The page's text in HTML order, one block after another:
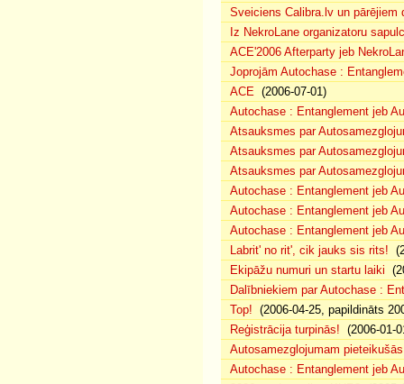
Sveiciens Calibra.lv un pārējiem
Iz NekroLane organizatoru
ACE'2006 Afterparty jeb
Joprojām Autochase :
ACE (2006-07-01)
Autochase : Entanglement jeb
Atsauksmes par
Atsauksmes par
Atsauksmes par
Autochase : Entanglement jeb
Autochase : Entanglement jeb
Autochase : Entanglement jeb
Labrit' no rit', cik jauks sis rits!
Ekipāžu numuri un startu laiki
Dalībniekiem par Autochase :
Top! (2006-04-25, papildināts
Reģistrācija turpinās! (2006-01-
Autosamezglojumam
Autochase : Entanglement jeb